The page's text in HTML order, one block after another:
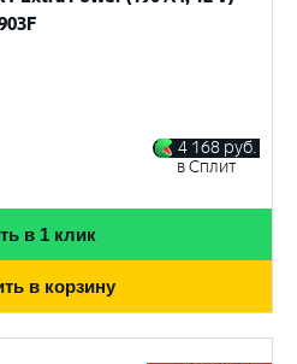
4 168 руб.
в Сплит
в 1 клик
в корзину